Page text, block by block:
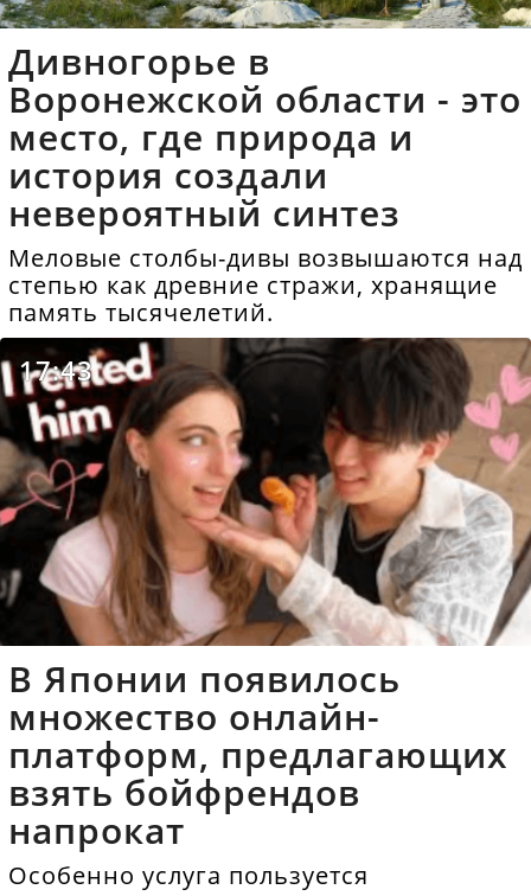
Дивногорье в
Воронежской области - это
место, где природа и
история создали
невероятный синтез
Меловые столбы-дивы возвышаются над
степью как древние стражи, хранящие
память тысячелетий.
17:43
В Японии появилось
множество онлайн-
платформ, предлагающих
взять бойфрендов
напрокат
Особенно услуга пользуется